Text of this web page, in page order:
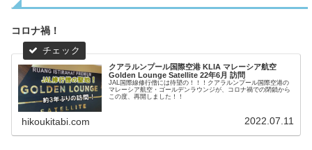
コロナ禍！
クアラルンプール国際空港 KLIA マレーシア航空
Golden Lounge Satellite 22年6月 訪問
JAL国際線修行僧には待望の！！！クアラルンプール国際空港の
マレーシア航空・ゴールデンラウンジが、コロナ禍での閉鎖から
この度、再開しました！！
hikoukitabi.com 2022.07.11